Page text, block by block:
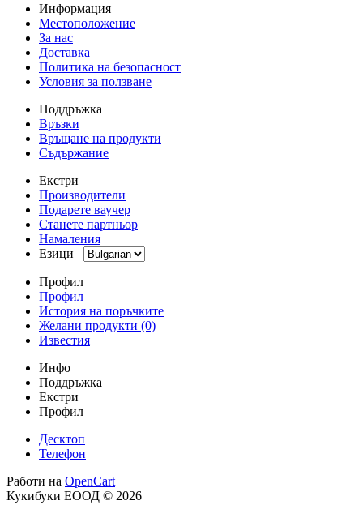
Информация
Местоположение
За нас
Доставка
Политика на безопасност
Условия за ползване
Поддръжка
Връзки
Връщане на продукти
Съдържание
Екстри
Производители
Подарете ваучер
Станете партньор
Намаления
Езици
Профил
Профил
История на поръчките
Желани продукти (0)
Известия
Инфо
Поддръжка
Екстри
Профил
Десктоп
Телефон
Работи на OpenCart
Кукибуки ЕООД © 2026